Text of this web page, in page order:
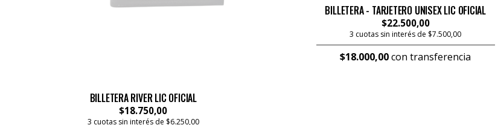
BILLETERA RIVER LIC OFICIAL
$18.750,00
3 cuotas sin interés de $6.250,00
BILLETERA - TARJETERO UNISEX LIC OFICIAL
$22.500,00
3 cuotas sin interés de $7.500,00
$18.000,00con transferencia